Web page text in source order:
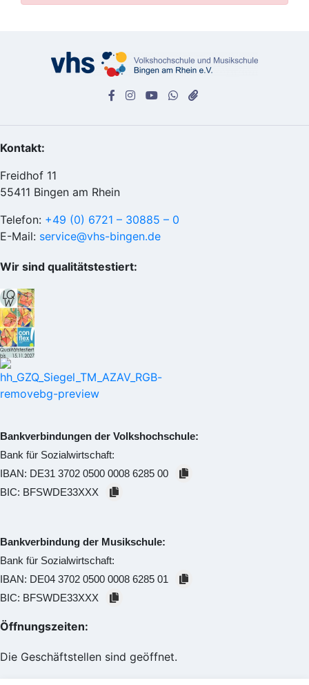
Kontakt:
Freidhof 11
55411 Bingen am Rhein
Telefon: +49 (0) 6721 – 30885 – 0
E-Mail: service@vhs-bingen.de
Wir sind qualitätstestiert:
Bankverbindungen der Volkshochschule:
Bank für Sozialwirtschaft:
IBAN: DE31 3702 0500 0008 6285 00
BIC: BFSWDE33XXX
Bankverbindung der Musikschule:
Bank für Sozialwirtschaft:
IBAN: DE04 3702 0500 0008 6285 01
BIC: BFSWDE33XXX
Öffnungszeiten:
Die Geschäftstellen sind geöffnet.